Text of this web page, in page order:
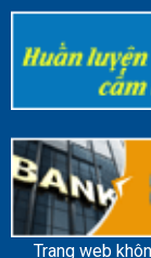
Trang web